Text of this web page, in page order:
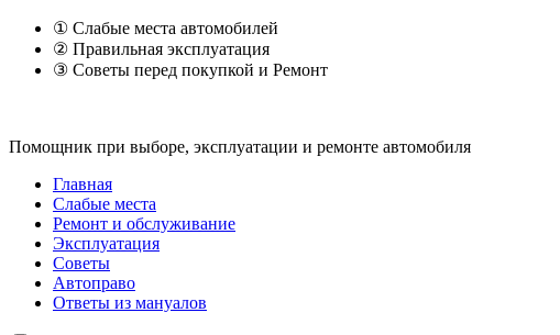
① Слабые места автомобилей
② Правильная эксплуатация
③ Советы перед покупкой и Ремонт
Помощник при выборе, эксплуатации и ремонте автомобиля
Главная
Слабые места
Ремонт и обслуживание
Эксплуатация
Советы
Автоправо
Ответы из мануалов